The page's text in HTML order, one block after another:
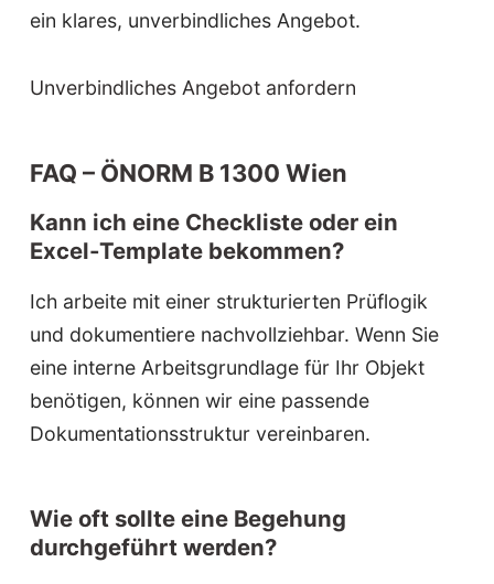
ein klares, unverbindliches Angebot.
Unverbindliches Angebot anfordern
FAQ – ÖNORM B 1300 Wien
Kann ich eine Checkliste oder ein
Excel-Template bekommen?
Ich arbeite mit einer strukturierten Prüflogik
und dokumentiere nachvollziehbar. Wenn Sie
eine interne Arbeitsgrundlage für Ihr Objekt
benötigen, können wir eine passende
Dokumentationsstruktur vereinbaren.
Wie oft sollte eine Begehung
durchgeführt werden?